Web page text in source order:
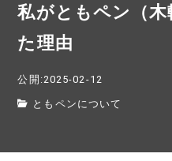
私がともペン（
た理由
公開:2025-02-12
ともペンについて